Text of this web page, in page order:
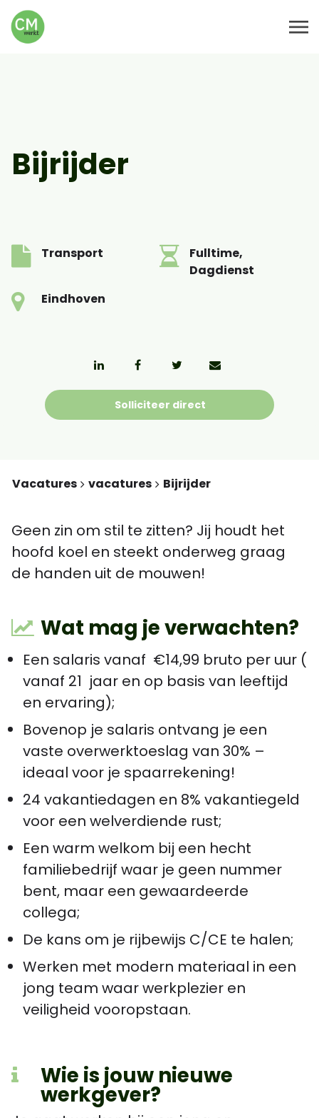
Bijrijder
Transport
Fulltime,
Dagdienst
Eindhoven
Solliciteer direct
Vacatures vacatures Bijrijder
Geen zin om stil te zitten? Jij houdt het
hoofd koel en steekt onderweg graag
de handen uit de mouwen!
Wat mag je verwachten?
Een salaris vanaf €14,99 bruto per uur (
vanaf 21 jaar en op basis van leeftijd
en ervaring);
Bovenop je salaris ontvang je een
vaste overwerktoeslag van 30% –
ideaal voor je spaarrekening!
24 vakantiedagen en 8% vakantiegeld
voor een welverdiende rust;
Een warm welkom bij een hecht
familiebedrijf waar je geen nummer
bent, maar een gewaardeerde
collega;
De kans om je rijbewijs C/CE te halen;
Werken met modern materiaal in een
jong team waar werkplezier en
veiligheid vooropstaan.
Wie is jouw nieuwe
werkgever?